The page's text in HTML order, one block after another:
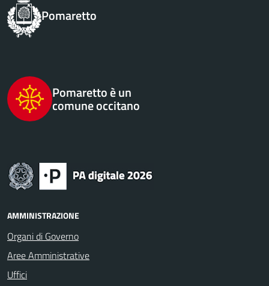
Pomaretto
Pomaretto è un
comune occitano
AMMINISTRAZIONE
Organi di Governo
Aree Amministrative
Uffici